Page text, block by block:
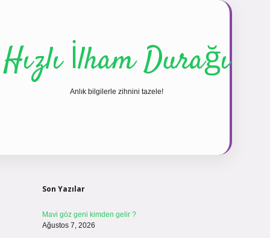
Hızlı İlham Durağı
Anlık bilgilerle zihnini tazele!
Son Yazılar
Mavi göz geni kimden gelir ?
Ağustos 7, 2026